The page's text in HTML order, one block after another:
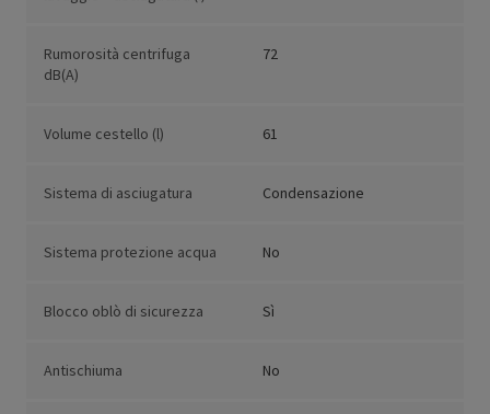
Rumorosità centrifuga
dB(A)
72
Volume cestello (l) 61
Sistema di asciugatura Condensazione
Sistema protezione acqua No
Blocco oblò di sicurezza Sì
Antischiuma No